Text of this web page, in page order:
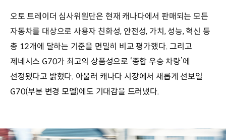
오토 트레이더 심사위원단은 현재 캐나다에서 판매되는 모든
자동차를 대상으로 사용자 친화성, 안전성, 가치, 성능, 혁신 등
총 12개에 달하는 기준을 면밀히 비교 평가했다. 그리고
제네시스 G70가 최고의 상품성으로 ‘종합 우승 차량’에
선정됐다고 밝혔다. 아울러 캐나다 시장에서 새롭게 선보일
G70(부분 변경 모델)에도 기대감을 드러냈다.